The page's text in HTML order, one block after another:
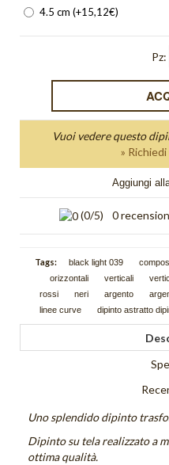
Schizzi
Tutti i quadri astratti
Quadri Composizioni Figurative
Quadri Glamour
Quadri Sguardo
4.5 cm (+15,12€)
Pz:
Vuoi vedere questo
»
Aggiungi
(0/5) 0
Tags: black light 039
orizzontali
verticali
rossi
neri argento
linee curve
dipinto astratto
Uno splendido dipinto
Dipinto su tela realizzato a
ottima qualità.